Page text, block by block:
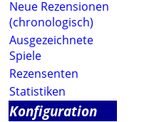
Neue Rezensionen
(chronologisch)
Ausgezeichnete
Spiele
Rezensenten
Statistiken
Konfiguration